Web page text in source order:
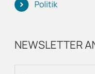
Politik
NEWSLETTER